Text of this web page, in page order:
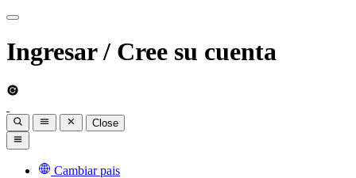
Ingresar / Cree su cuenta
Close
Cambiar pais